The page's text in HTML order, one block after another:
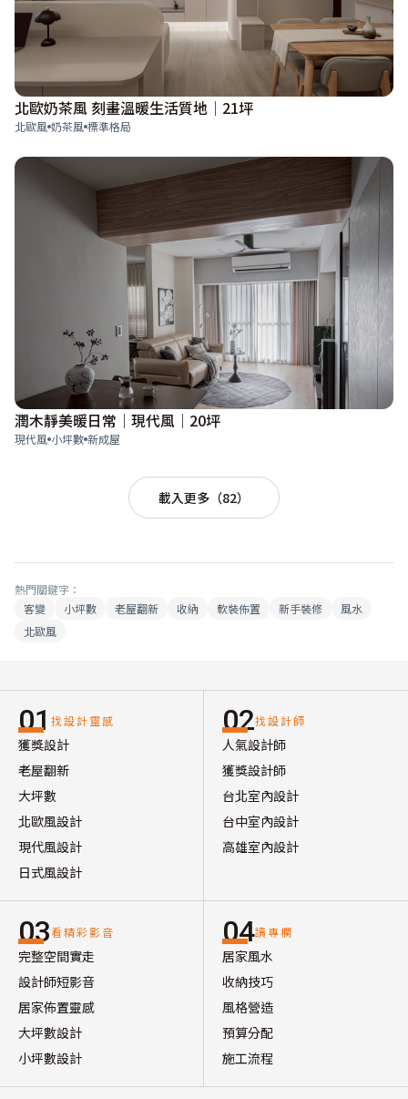
北歐奶茶風 刻畫溫暖生活質地│21坪
北歐風 奶茶風 標準格局
潤木靜美暖日常│現代風│20坪
現代風 小坪數 新成屋
載入更多（82）
熱門關鍵字：
客變
小坪數 老屋翻新 收納 軟裝佈置 新手裝修
風水
北歐風
01 找設計靈感
獲獎設計
老屋翻新
大坪數
北歐風設計
現代風設計
日式風設計
02找設計師
人氣設計師
獲獎設計師
台北室內設計
台中室內設計
高雄室內設計
03看精彩影音
完整空間實走
設計師短影音
居家佈置靈感
大坪數設計
小坪數設計
04讀專欄
居家風水
收納技巧
風格營造
預算分配
施工流程